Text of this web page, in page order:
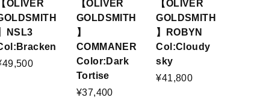
【OLIVER
NSL3
【OLIVER
GOLDSMITH
】
COMMANER
Color:Dark
Tortise
¥37,400
【OLIVER
GOLDSMITH
】ROBYN
Col:Cloudy
sky
¥41,800